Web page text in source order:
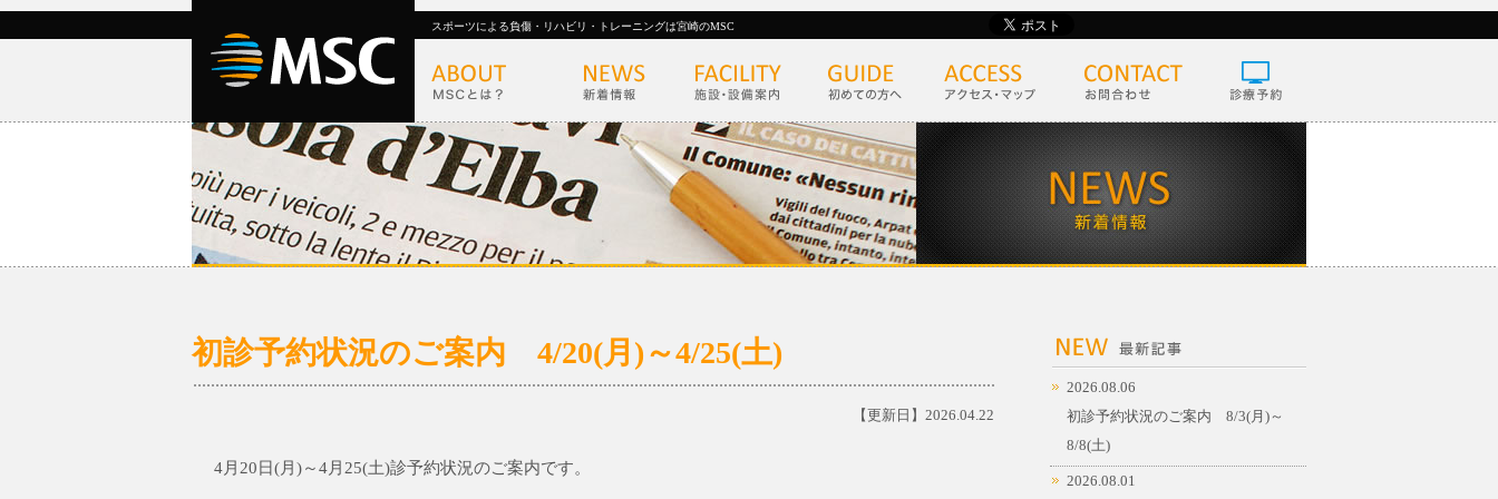
スポーツによる負傷・リハビリ・トレーニングは宮崎のMSC
初診予約状況のご案内 4/20(月)～4/25(土)
【更新日】2026.04.22
4月20日(月)～4月25(土)診予約状況のご案内です。
2026.08.06
初診予約状況のご案内 8/3(月)～
8/8(土)
2026.08.01